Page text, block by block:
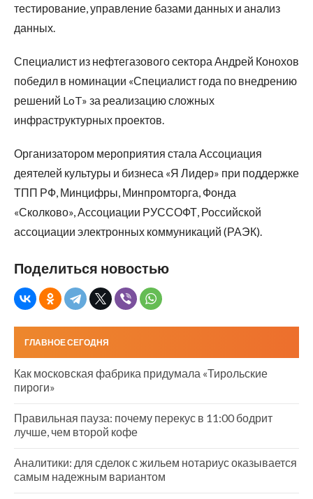
тестирование, управление базами данных и анализ
данных.
Специалист из нефтегазового сектора Андрей Конохов
победил в номинации «Специалист года по внедрению
решений LoT» за реализацию сложных
инфраструктурных проектов.
Организатором мероприятия стала Ассоциация
деятелей культуры и бизнеса «Я Лидер» при поддержке
ТПП РФ, Минцифры, Минпромторга, Фонда
«Сколково», Ассоциации РУССОФТ, Российской
ассоциации электронных коммуникаций (РАЭК).
Поделиться новостью
ГЛАВНОЕ СЕГОДНЯ
Как московская фабрика придумала «Тирольские
пироги»
Правильная пауза: почему перекус в 11:00 бодрит
лучше, чем второй кофе
Аналитики: для сделок с жильем нотариус оказывается
самым надежным вариантом